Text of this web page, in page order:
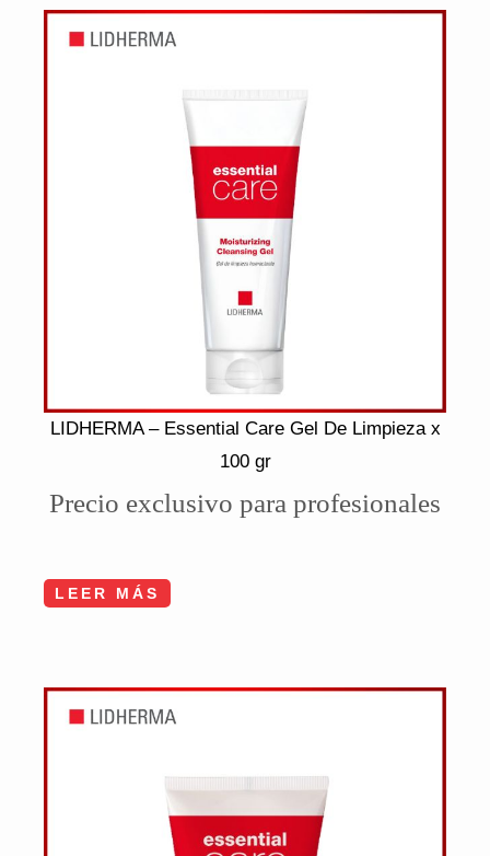
LIDHERMA – Essential Care Gel De Limpieza x
100 gr
Precio exclusivo para profesionales
LEER MÁS